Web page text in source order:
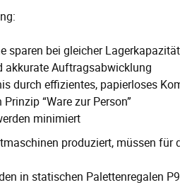
sparen bei gleicher Lagerkapazität
akkurate Auftragsabwicklung
durch effizientes, papierloses
“Ware zur Person”
minimiert
produziert, müssen
in statischen Palettenregalen